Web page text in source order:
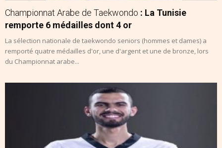
Championnat Arabe de Taekwondo : La Tunisie
remporte 6 médailles dont 4 or
La sélection nationale de taekwondo seniors (hommes et dames) a
remporté quatre médailles d'or, une d'argent et une de bronze, lors
du Championnat arabe...